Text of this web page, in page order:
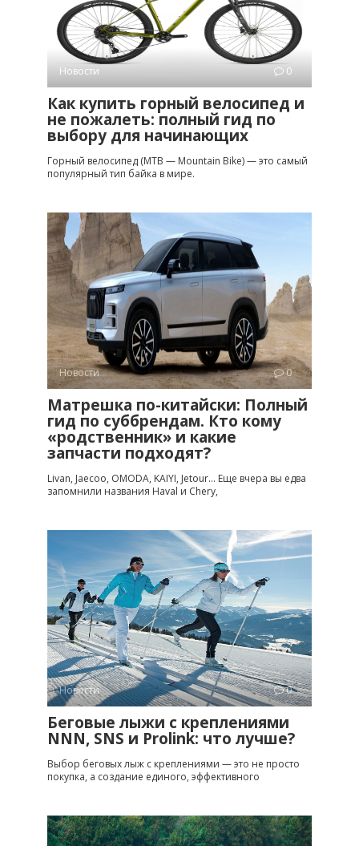
Новости 0
Как купить горный велосипед и
не пожалеть: полный гид по
выбору для начинающих
Горный велосипед (MTB — Mountain Bike) — это самый
популярный тип байка в мире.
Новости 0
Матрешка по-китайски: Полный
гид по суббрендам. Кто кому
«родственник» и какие
запчасти подходят?
Livan, Jaecoo, OMODA, KAIYI, Jetour… Еще вчера вы едва
запомнили названия Haval и Chery,
Новости 0
Беговые лыжи с креплениями
NNN, SNS и Prolink: что лучше?
Выбор беговых лыж с креплениями — это не просто
покупка, а создание единого, эффективного